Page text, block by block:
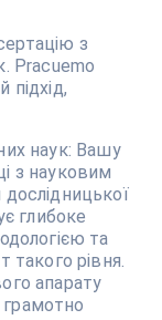
з
Pracuemo
підхід,
наук: Вашу
з науковим
глибоке
та
такого рівня.
апарату